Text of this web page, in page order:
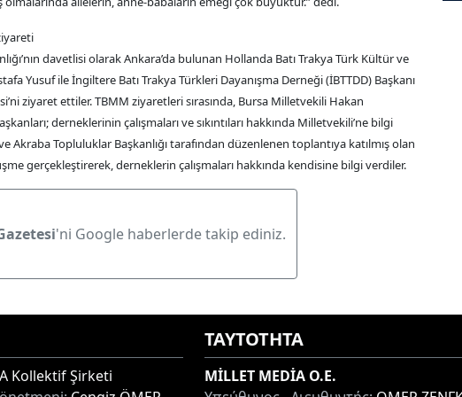
davetlisi olarak Ankara’da bulunan Hollanda Batı Trakya Türk Kültür ve
Yusuf ile İngiltere Batı Trakya Türkleri Dayanışma Derneği (İBTTDD) Başkanı
ziyaret ettiler. TBMM ziyaretleri sırasında, Bursa Milletvekili Hakan
derneklerinin çalışmaları ve sıkıntıları hakkında Milletvekili’ne bilgi
Akraba Topluluklar Başkanlığı tarafından düzenlenen toplantıya katılmış olan
gerçekleştirerek, derneklerin çalışmaları hakkında kendisine bilgi verdiler.
'ni Google haberlerde takip ediniz.
Kollektif Şirketi
ΤΑΥΤΟΤΗΤΑ
MİLLET MEDİA O.E.